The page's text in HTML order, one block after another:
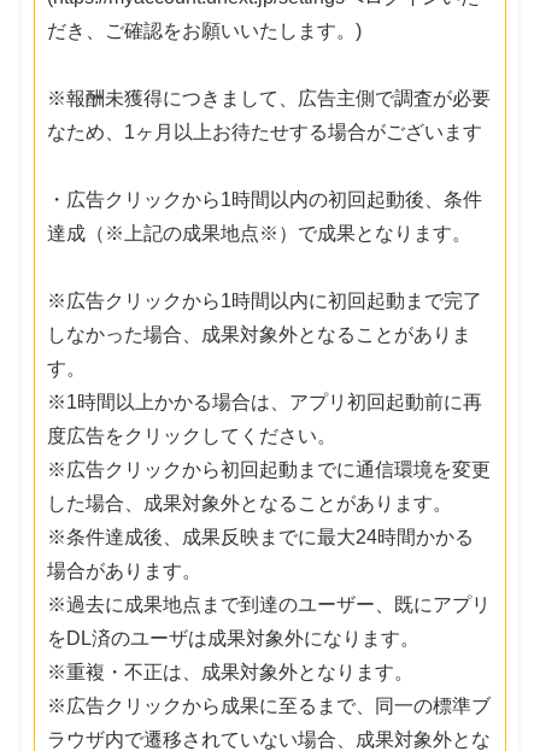
だき、ご確認をお願いいたします。)
※報酬未獲得につきまして、広告主側で調査が必要
なため、1ヶ月以上お待たせする場合がございます
・広告クリックから1時間以内の初回起動後、条件
達成（※上記の成果地点※）で成果となります。
※広告クリックから1時間以内に初回起動まで完了
しなかった場合、成果対象外となることがありま
す。
※1時間以上かかる場合は、アプリ初回起動前に再
度広告をクリックしてください。
※広告クリックから初回起動までに通信環境を変更
した場合、成果対象外となることがあります。
※条件達成後、成果反映までに最大24時間かかる
場合があります。
※過去に成果地点まで到達のユーザー、既にアプリ
をDL済のユーザは成果対象外になります。
※重複・不正は、成果対象外となります。
※広告クリックから成果に至るまで、同一の標準ブ
ラウザ内で遷移されていない場合、成果対象外とな